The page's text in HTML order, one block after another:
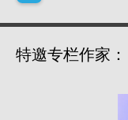
特邀专栏作家：